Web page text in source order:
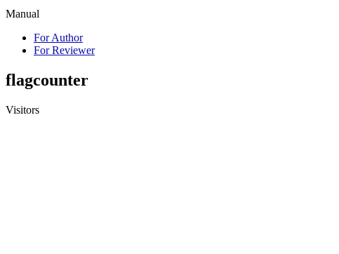
Manual
For Author
For Reviewer
flagcounter
Visitors